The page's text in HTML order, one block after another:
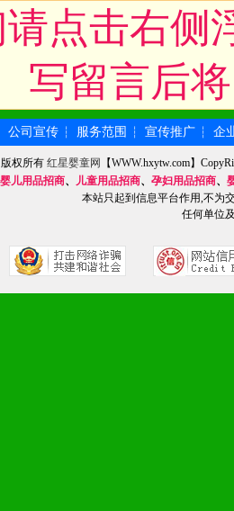
询手册等各种
支持：供优质
货、严格保证
商、经销商提
票，产品质量
术支持：因地
、HS、名人营
支持：累计进
点击右侧
写留言后
公司宣传 ┆ 服务范围 ┆ 宣传推广 ┆ 企
版权所有红星婴童网
【WWW.hxytw.com】
婴儿用品招商、 儿童用品招商、 孕妇用品招商、
本站只起到信息平台作用,不为
任何单位